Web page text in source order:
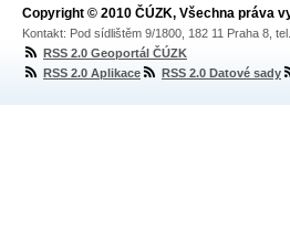
Copyright © 2010 ČÚZK, Všechna práva
Kontakt: Pod sídlištěm 9/1800, 182 11 Praha 8,
RSS 2.0 Geoportál ČÚZK
RSS 2.0 Aplikace
RSS 2.0 Datové sady